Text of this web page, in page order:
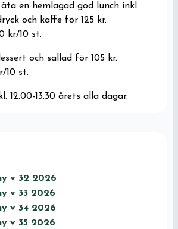
en hemlagad god lunch inkl.
och kaffe för 125 kr.
kr/10 st.
och sallad för 105 kr.
10 st.
12.00-13.30 årets alla dagar.
v 32 2026
v 33 2026
v 34 2026
v 35 2026